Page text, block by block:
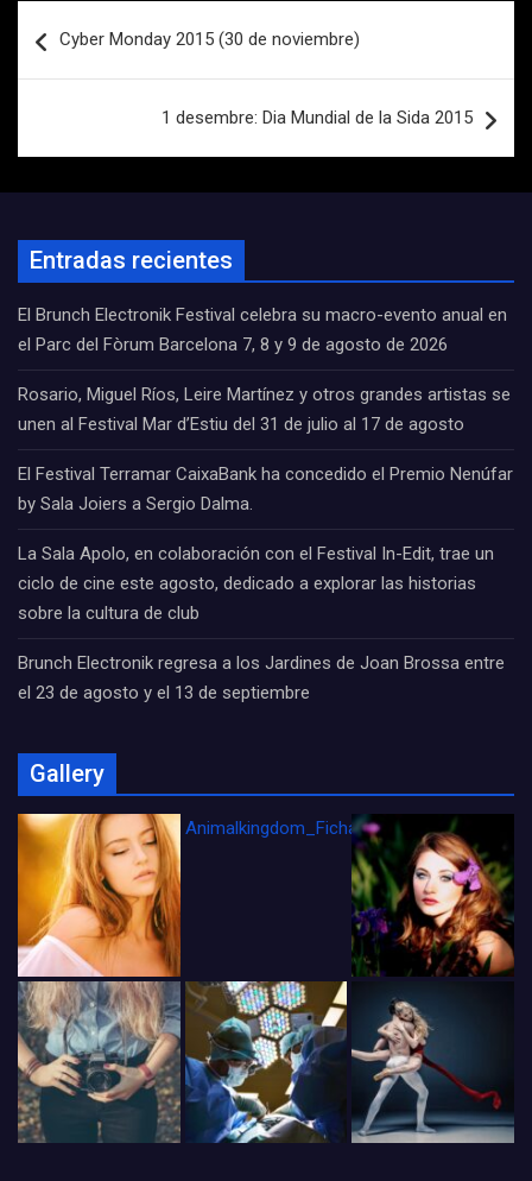
de
Cyber Monday 2015 (30 de noviembre)
1 desembre: Dia Mundial de la Sida 2015
Entradas recientes
El Brunch Electronik Festival celebra su macro-evento anual en
el Parc del Fòrum Barcelona 7, 8 y 9 de agosto de 2026
Rosario, Miguel Ríos, Leire Martínez y otros grandes artistas se
unen al Festival Mar d’Estiu del 31 de julio al 17 de agosto
El Festival Terramar CaixaBank ha concedido el Premio Nenúfar
by Sala Joiers a Sergio Dalma.
La Sala Apolo, en colaboración con el Festival In-Edit, trae un
ciclo de cine este agosto, dedicado a explorar las historias
sobre la cultura de club
Brunch Electronik regresa a los Jardines de Joan Brossa entre
el 23 de agosto y el 13 de septiembre
Gallery
Animalkingdom_FichaCine